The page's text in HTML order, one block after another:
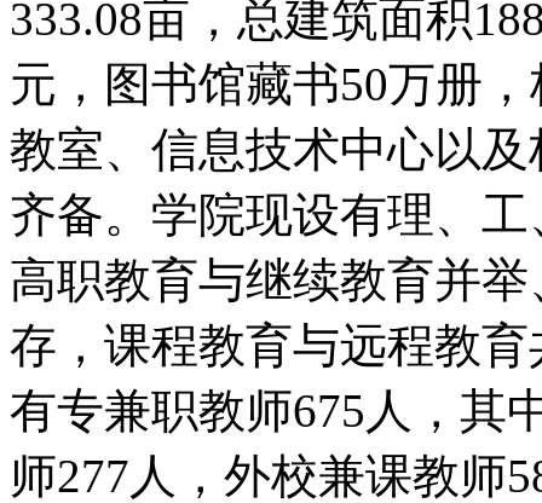
333.08亩，总建筑面积
元，图书馆藏书50万册
教室、信息技术中心以
齐备。学院现设有理、
高职教育与继续教育并
存，课程教育与远程教
有专兼职教师675人，其
师277人，外校兼课教师